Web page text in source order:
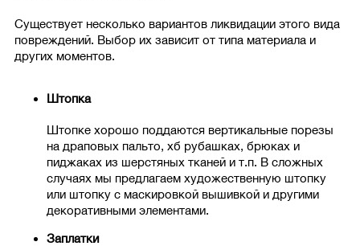
Существует несколько вариантов ликвидации этого вида
повреждений. Выбор их зависит от типа материала и
других моментов.
Штопка
Штопке хорошо поддаются вертикальные порезы
на драповых пальто, хб рубашках, брюках и
пиджаках из шерстяных тканей и т.п. В сложных
случаях мы предлагаем художественную штопку
или штопку с маскировкой вышивкой и другими
декоративными элементами.
Заплатки